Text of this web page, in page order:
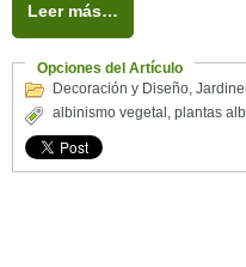
Leer más…
Opciones del Artículo
Decoración y Diseño,
albinismo vegetal , plantas